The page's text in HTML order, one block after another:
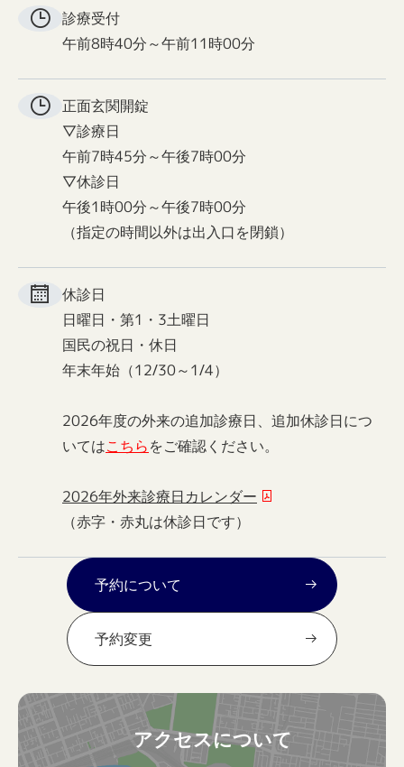
診療受付
午前8時40分～午前11時00分
正面玄関開錠
▽診療日
午前7時45分～午後7時00分
▽休診日
午後1時00分～午後7時00分
（指定の時間以外は出入口を閉鎖）
休診日
日曜日・第1・3土曜日
国民の祝日・休日
年末年始（12/30～1/4）
2026年度の外来の追加診療日、追加休診日につ
いてはこちらをご確認ください。
2026年外来診療日カレンダー
（赤字・赤丸は休診日です）
予約について
予約変更
アクセスについて